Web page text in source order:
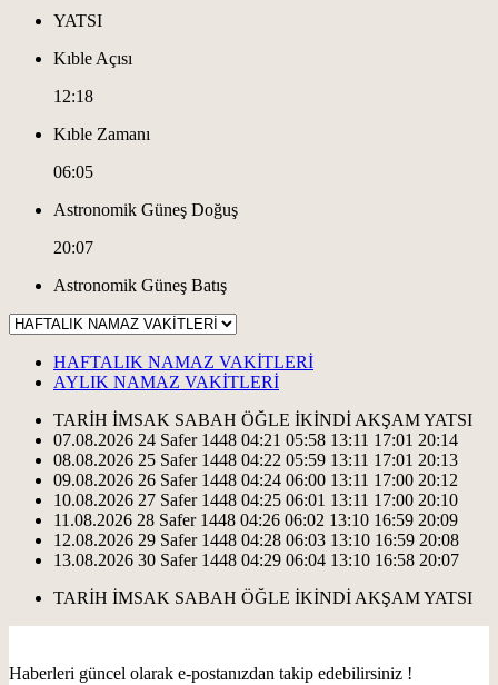
YATSI
Kıble Açısı
12:18
Kıble Zamanı
06:05
Astronomik Güneş Doğuş
20:07
Astronomik Güneş Batış
HAFTALIK NAMAZ VAKİTLERİ
AYLIK NAMAZ VAKİTLERİ
TARİH İMSAK SABAH ÖĞLE İKİNDİ AKŞAMYATSI
07.08.2026 24 Safer 1448 04:21 05:58 13:11 17:01 20:14
08.08.2026 25 Safer 1448 04:22 05:59 13:11 17:01 20:13
09.08.2026 26 Safer 1448 04:24 06:00 13:11 17:00 20:12
10.08.2026 27 Safer 1448 04:25 06:01 13:11 17:00 20:10
11.08.2026 28 Safer 1448 04:26 06:02 13:10 16:59 20:09
12.08.2026 29 Safer 1448 04:28 06:03 13:10 16:59 20:08
13.08.2026 30 Safer 1448 04:29 06:04 13:10 16:58 20:07
TARİH İMSAK SABAH ÖĞLE İKİNDİ AKŞAMYATSI
Haberleri güncel olarak e-postanızdan takip edebilirsiniz !